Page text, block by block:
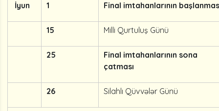
İyun 1 Final imtahanlarının
15 Milli Qurtuluş Günü
25
Final imtahanlarının sona
çatması
26 Silahlı Qüvvələr Günü